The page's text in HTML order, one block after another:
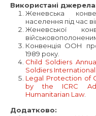
Використані
Женевська
населення під час
Женевської
Конвенція ООН
1989 року.
Child Soldiers
Soldiers International
Legal Protection of
by the ICRC
Humanitarian Law.
Додатково: